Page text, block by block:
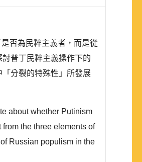
否為民粹主義者，而是從
普丁民粹主義操作下的
分裂的特殊性」所發展
about whether Putinism
the three elements of
Russian populism in the